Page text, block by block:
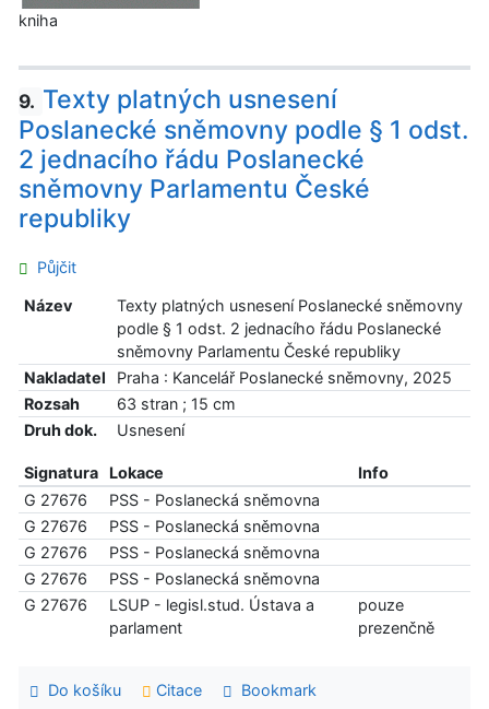
kniha
9. Texty platných usnesení
Poslanecké sněmovny podle § 1 odst.
2 jednacího řádu Poslanecké
sněmovny Parlamentu České
republiky
Půjčit
Název
Texty platných usnesení Poslanecké sněmovny
podle § 1 odst. 2 jednacího řádu Poslanecké
sněmovny Parlamentu České republiky
Nakladatel
Praha : Kancelář Poslanecké sněmovny, 2025
Rozsah
63 stran ; 15 cm
Druh dok.
Usnesení
Signatura Lokace
Info
G 27676
PSS - Poslanecká sněmovna
G 27676
PSS - Poslanecká sněmovna
G 27676
PSS - Poslanecká sněmovna
G 27676
PSS - Poslanecká sněmovna
G 27676
LSUP - legisl.stud. Ústava a
parlament
pouze
prezenčně
Do košíku Citace
Bookmark